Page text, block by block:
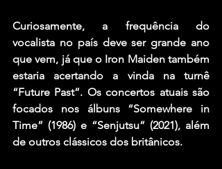
Curiosamente, a frequência do
vocalista no país deve ser grande ano
que vem, já que o Iron Maiden também
estaria acertando a vinda na turnê
“Future Past”. Os concertos atuais são
focados nos álbuns “Somewhere in
Time” (1986) e “Senjutsu” (2021), além
de outros clássicos dos britânicos.